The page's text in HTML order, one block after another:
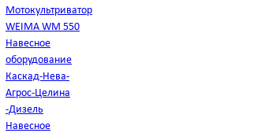
Мотокультриватор
WEIMA WM 550
Навесное
оборудование
Каскад-Нева-
Агрос-Целина
-Дизель
Навесное